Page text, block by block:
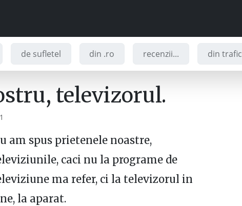
de sufletel din .ro recenzii... din trafic
televizorul.
am spus prietenele noastre,
caci nu la programe de
ma refer, ci la televizorul in
la aparat.